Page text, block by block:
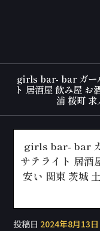
girls bar- bar ガー
ト 居酒屋 飲み屋 お
浦 桜町
girls bar- bar
サテライト 居酒
安い 関東 茨城
投稿日 2024年8月13日